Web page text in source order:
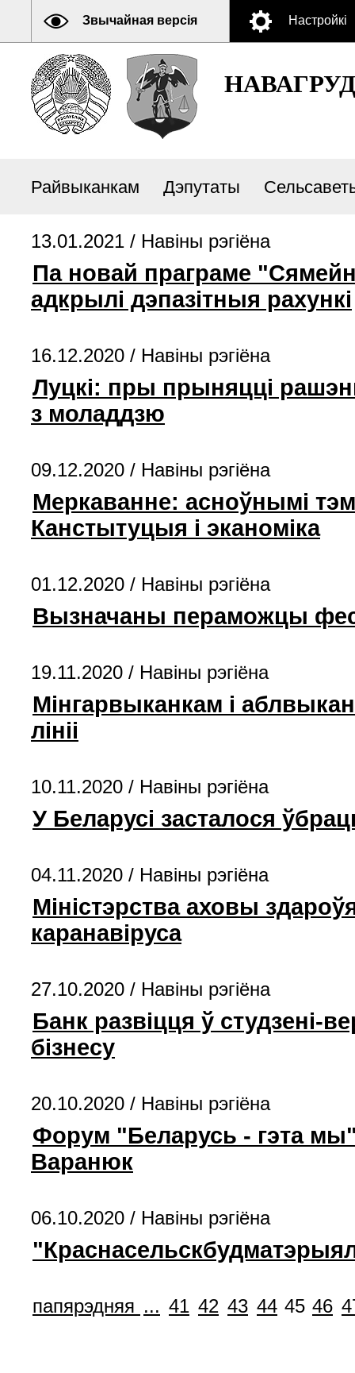
Звычайная версія Настройкі
Райвыканкам Дэпутаты
13.01.2021 / Навiны рэгiёна
Па новай праграме
адкрылі дэпазітныя рахункі
16.12.2020 / Навiны рэгiёна
Луцкі: пры прыняцці
з моладдзю
09.12.2020 / Навiны рэгiёна
Меркаванне: асноўнымі
Канстытуцыя і эканоміка
01.12.2020 / Навiны рэгiёна
Вызначаны пераможцы
19.11.2020 / Навiны рэгiёна
Мінгарвыканкам і
лініі
10.11.2020 / Навiны рэгiёна
У Беларусі засталося
04.11.2020 / Навiны рэгiёна
Міністэрства аховы
каранавіруса
27.10.2020 / Навiны рэгiёна
Банк развіцця ў студзені-
бізнесу
20.10.2020 / Навiны рэгiёна
Форум "Беларусь - гэта
Варанюк
06.10.2020 / Навiны рэгiёна
папярэдняя ... 41 42 43 44 45 46